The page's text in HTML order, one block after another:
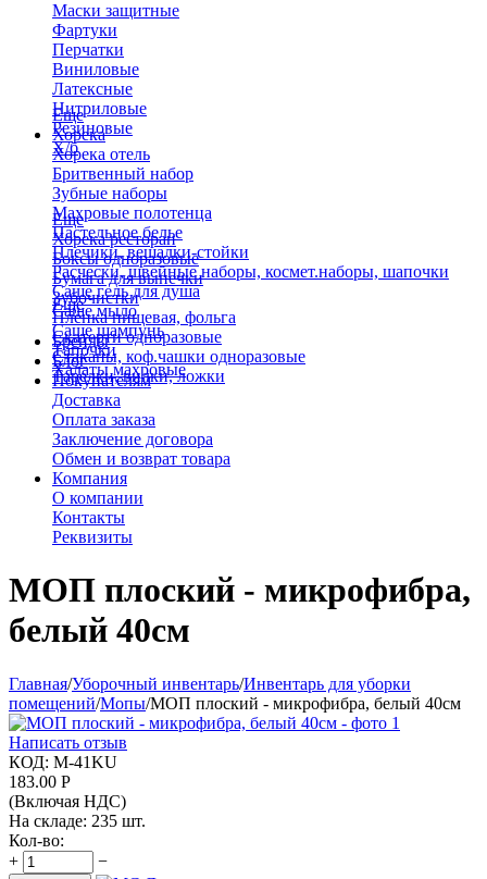
Маски защитные
Фартуки
Перчатки
Виниловые
Латексные
Нитриловые
Резиновые
Х/б
Еще
Хорека
Хорека отель
Бритвенный набор
Зубные наборы
Махровые полотенца
Пастельное белье
Плечики, вешалки-стойки
Расчески, швейные наборы, космет.наборы, шапочки
Саше гель для душа
Саше мыло
Саше шампунь
Тапочки
Халаты махровые
Еще
Хорека ресторан
Боксы одноразовые
Бумага для выпечки
Зубочистки
Пленка пищевая, фольга
Скатерти одноразовые
Стаканы, коф.чашки одноразовые
Тарелки, вилки, ложки
Еще
Бренды
Блог
Покупателям
Доставка
Оплата заказа
Заключение договора
Обмен и возврат товара
Компания
О компании
Контакты
Реквизиты
МОП плоский - микрофибра,
белый 40см
Главная/Уборочный инвентарь/Инвентарь для уборки
помещений/Мопы/МОП плоский - микрофибра, белый 40см
Написать отзыв
КОД: M-41KU
183.00 Р
(Включая НДС)
На складе: 235 шт.
Кол-во:
+
−